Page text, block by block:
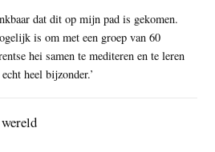
dat dit op mijn pad is gekomen.
is om met een groep van 60
hei samen te mediteren en te leren
heel bijzonder.’